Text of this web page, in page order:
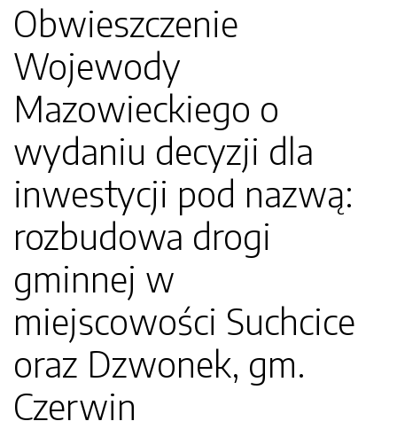
Obwieszczenie
Wojewody
Mazowieckiego o
wydaniu decyzji dla
inwestycji pod nazwą:
rozbudowa drogi
gminnej w
miejscowości Suchcice
oraz Dzwonek, gm.
Czerwin